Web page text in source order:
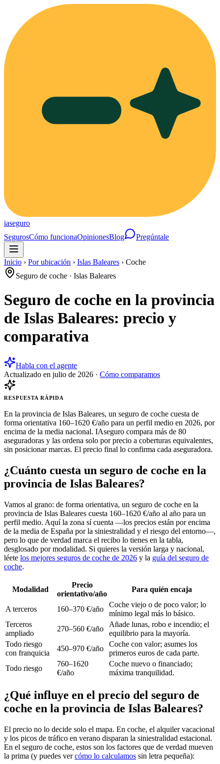
iaseguro
SegurosCómo funcionaOpinionesBlog Pregúntale
Inicio › Por ubicación › Islas Baleares › Coche
Seguro de coche · Islas Baleares
Seguro de coche en la provincia
de Islas Baleares: precio y
comparativa
Habla con el agente
Actualizado en julio de 2026 · Cómo comparamos
RESPUESTA RÁPIDA
En la provincia de Islas Baleares, un seguro de coche cuesta de
forma orientativa 160–1620 €/año para un perfil medio en 2026, por
encima de la media nacional. IAseguro compara más de 80
aseguradoras y las ordena solo por precio a coberturas equivalentes,
sin posicionar marcas. El precio final lo confirma cada aseguradora.
¿Cuánto cuesta un seguro de coche en la
provincia de Islas Baleares?
Vamos al grano: de forma orientativa, un seguro de coche en la
provincia de Islas Baleares cuesta 160–1620 €/año al año para un
perfil medio. Aquí la zona sí cuenta —los precios están por encima
de la media de España por la siniestralidad y el riesgo del entorno—,
pero lo que de verdad marca el recibo lo tienes en la tabla,
desglosado por modalidad. Si quieres la versión larga y nacional,
léete los mejores seguros de coche de 2026 y la guía del seguro de
coche.
Modalidad
Precio
orientativo/año
Para quién encaja
A terceros 160–370 €/año
Coche viejo o de poco valor; lo
mínimo legal más lo básico.
Terceros
ampliado
270–560 €/año
Añade lunas, robo e incendio; el
equilibrio para la mayoría.
Todo riesgo
con franquicia
450–970 €/año
Coche con valor; asumes los
primeros euros de cada parte.
Todo riesgo
760–1620
€/año
Coche nuevo o financiado;
máxima tranquilidad.
¿Qué influye en el precio del seguro de
coche en la provincia de Islas Baleares?
El precio no lo decide solo el mapa. En coche, el alquiler vacacional
y los picos de tráfico en verano disparan la siniestralidad estacional.
En el seguro de coche, estos son los factores que de verdad mueven
la prima (y puedes vercómo lo calculamos sin letra pequeña):